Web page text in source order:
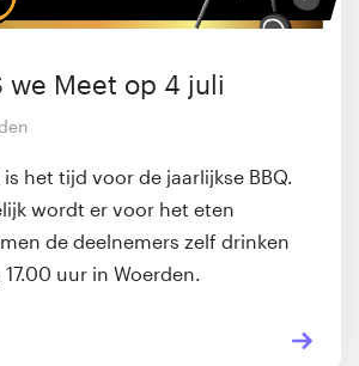
we Meet op 4 juli
het tijd voor de jaarlijkse BBQ.
wordt er voor het eten
de deelnemers zelf drinken
uur in Woerden.